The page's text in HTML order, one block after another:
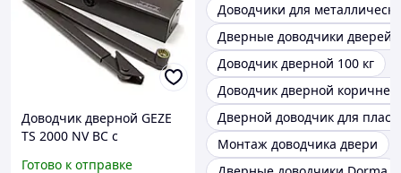
Доводчик дверной GEZE
TS 2000 NV BC с
Готово к отправке
Доводчики для
Дверные доводчики дверей
Доводчик дверной 100 кг
Доводчик дверной
Дверной доводчик для
Монтаж доводчика двери